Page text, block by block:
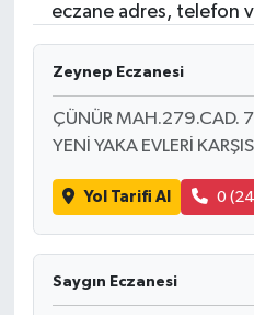
eczane adres, telefon
Zeynep Eczanesi
ÇÜNÜR MAH.279.CAD.
YENİ YAKA EVLERİ
Yol Tarifi Al 0
Saygın Eczanesi